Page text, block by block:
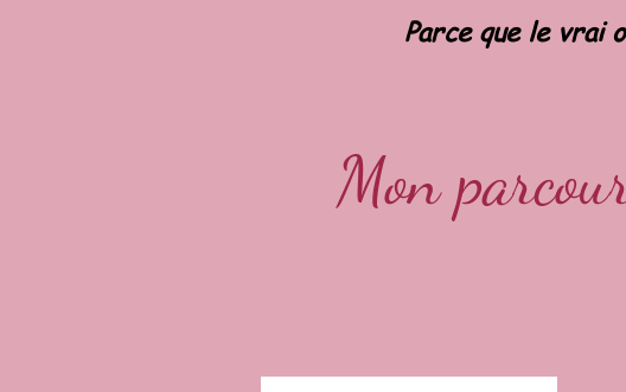
Parce que le vrai
Mon